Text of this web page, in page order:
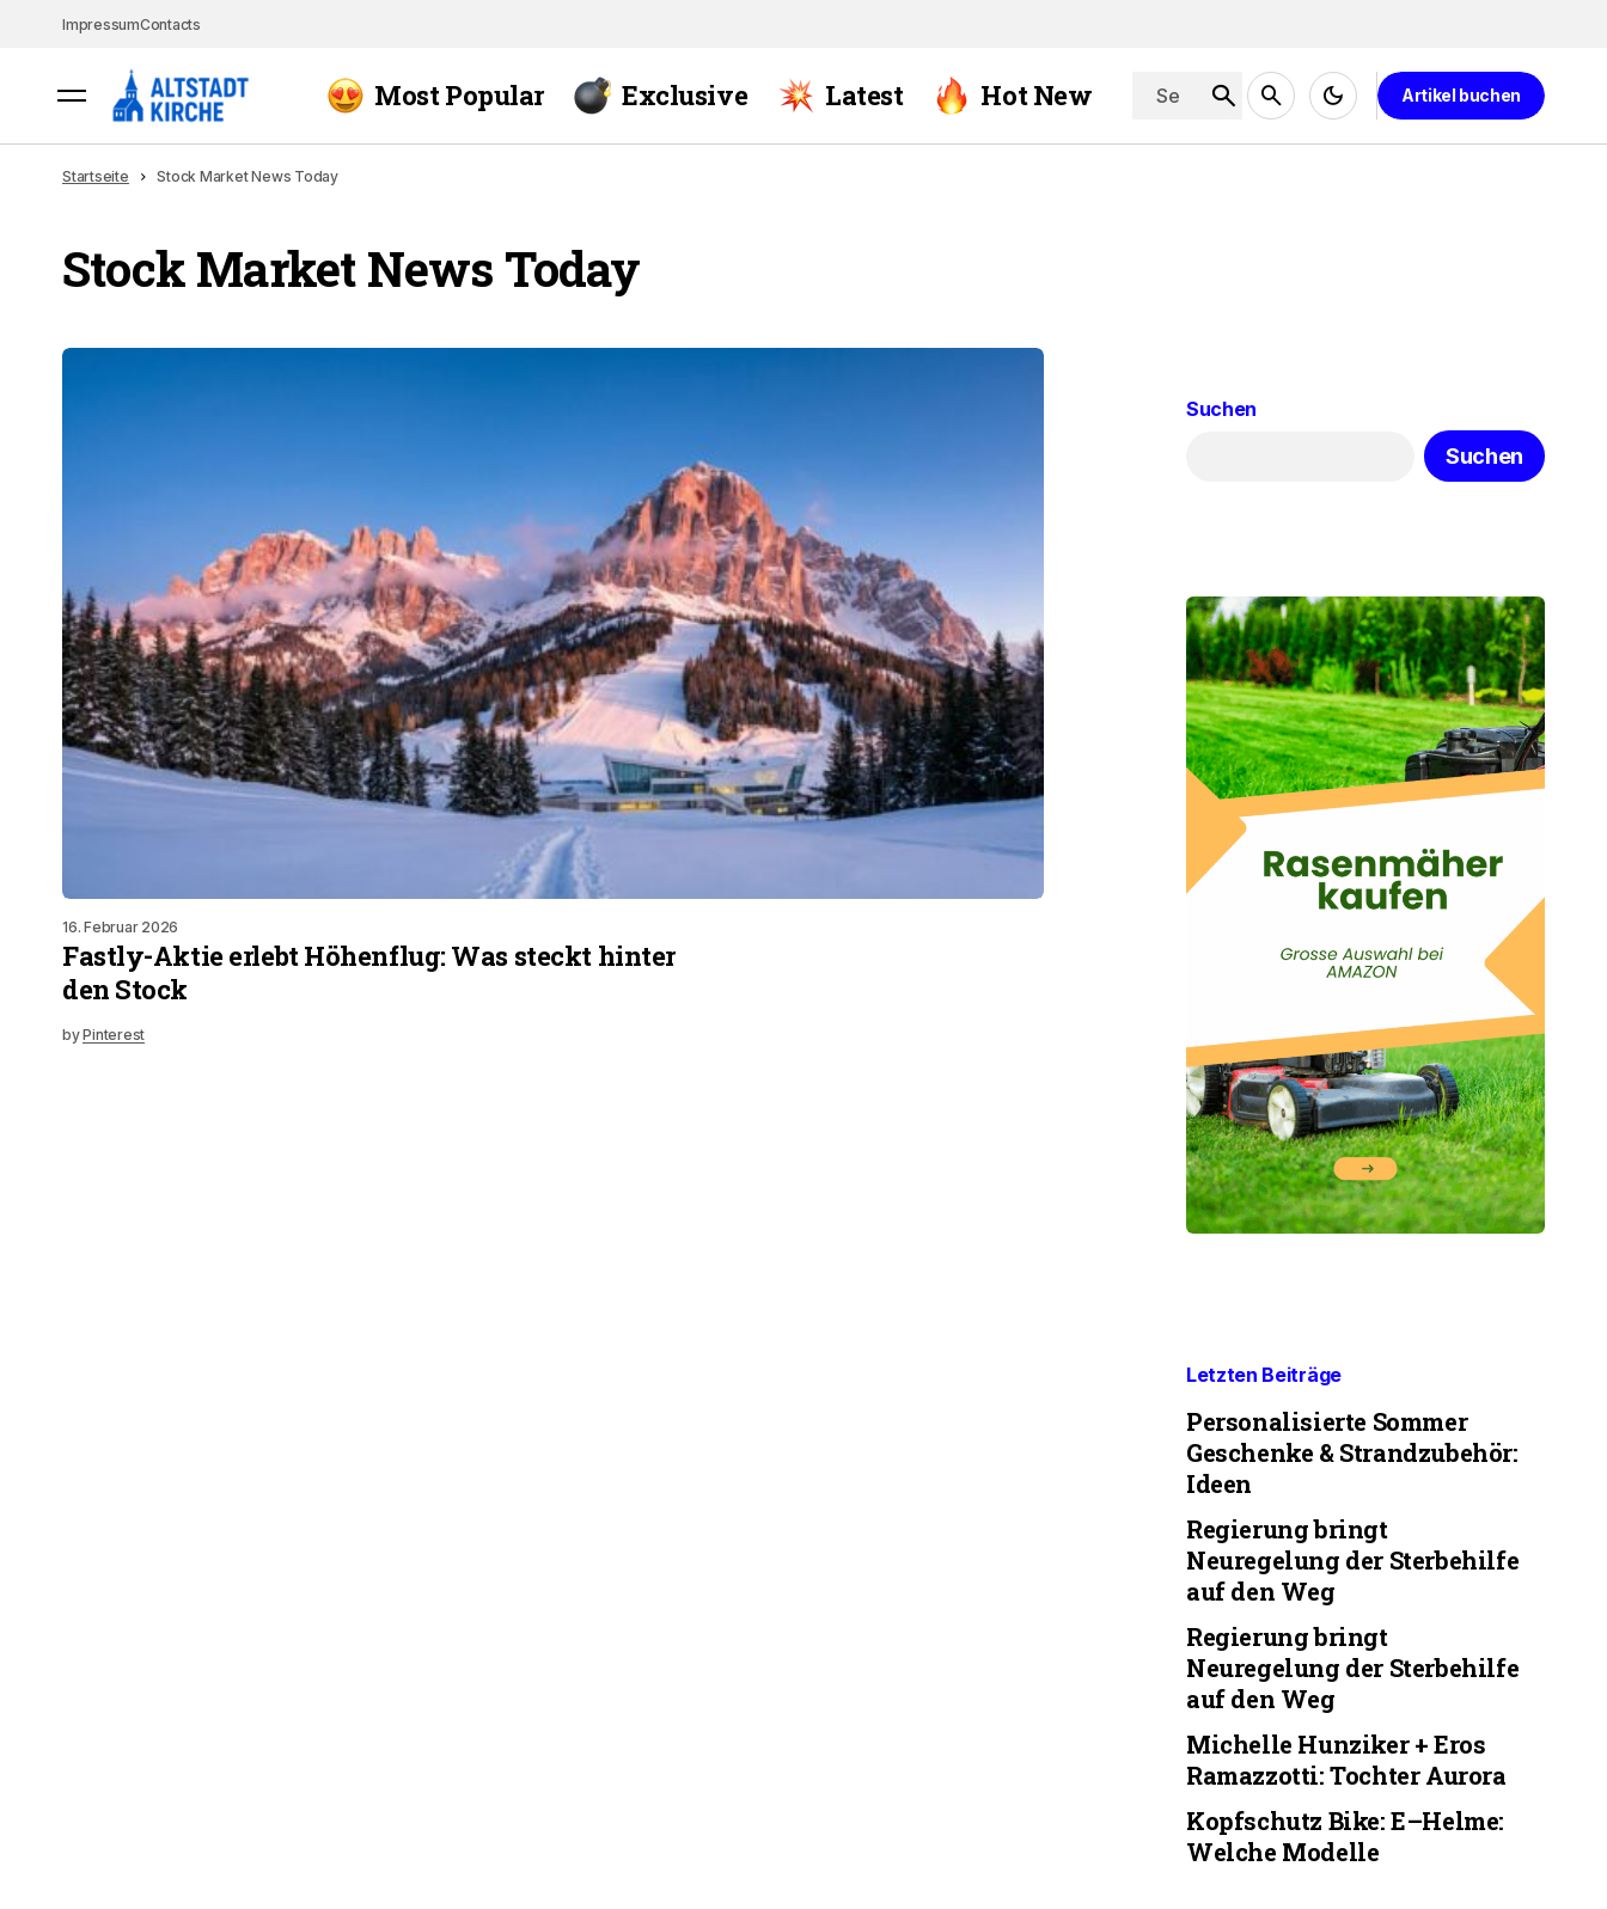
ImpressumContacts
Most Popular Exclusive Latest Hot New Artikel buchen
Startseite Stock Market News Today
Stock Market News Today
16. Februar 2026
Fastly-Aktie erlebt Höhenflug: Was steckt hinter
den Stock
byPinterest
Suchen
Suchen
Letzten Beiträge
Personalisierte Sommer
Geschenke & Strandzubehör:
Ideen
Regierung bringt
Neuregelung der Sterbehilfe
auf den Weg
Regierung bringt
Neuregelung der Sterbehilfe
auf den Weg
Michelle Hunziker + Eros
Ramazzotti: Tochter Aurora
Kopfschutz Bike: E–Helme:
Welche Modelle